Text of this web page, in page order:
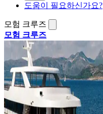
도움이 필요하신가요?
모험 크루즈
모험 크루즈